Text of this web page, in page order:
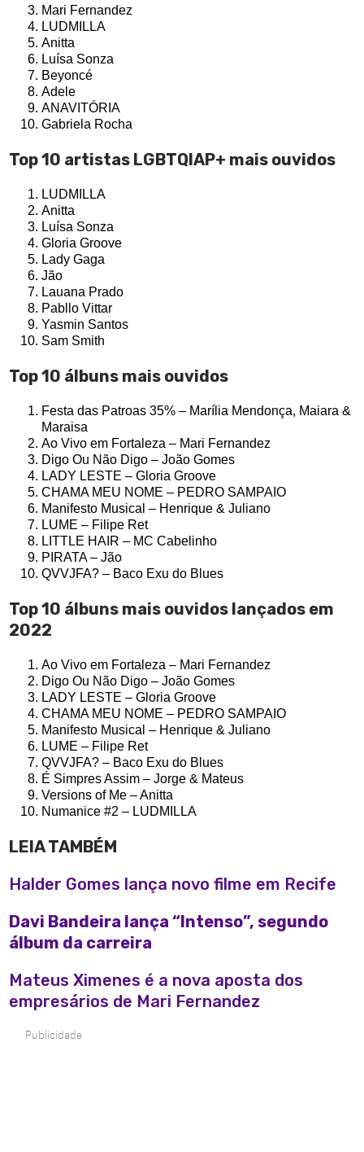
Mari Fernandez
LUDMILLA
Anitta
Luísa Sonza
Beyoncé
Adele
ANAVITÓRIA
Gabriela Rocha
Top 10 artistas LGBTQIAP+ mais ouvidos
LUDMILLA
Anitta
Luísa Sonza
Gloria Groove
Lady Gaga
Jão
Lauana Prado
Pabllo Vittar
Yasmin Santos
Sam Smith
Top 10 álbuns mais ouvidos
Festa das Patroas 35% – Marília Mendonça, Maiara &
Maraisa
Ao Vivo em Fortaleza – Mari Fernandez
Digo Ou Não Digo – João Gomes
LADY LESTE – Gloria Groove
CHAMA MEU NOME – PEDRO SAMPAIO
Manifesto Musical – Henrique & Juliano
LUME – Filipe Ret
LITTLE HAIR – MC Cabelinho
PIRATA – Jão
QVVJFA? – Baco Exu do Blues
Top 10 álbuns mais ouvidos lançados em
2022
Ao Vivo em Fortaleza – Mari Fernandez
Digo Ou Não Digo – João Gomes
LADY LESTE – Gloria Groove
CHAMA MEU NOME – PEDRO SAMPAIO
Manifesto Musical – Henrique & Juliano
LUME – Filipe Ret
QVVJFA? – Baco Exu do Blues
É Simpres Assim – Jorge & Mateus
Versions of Me – Anitta
Numanice #2 – LUDMILLA
LEIA TAMBÉM
Halder Gomes lança novo filme em Recife
Davi Bandeira lança “Intenso”, segundo
álbum da carreira
Mateus Ximenes é a nova aposta dos
empresários de Mari Fernandez
Publicidade